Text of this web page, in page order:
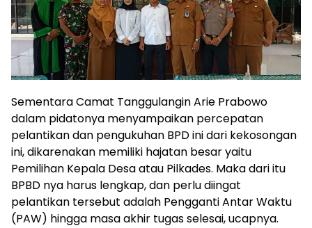
Sementara Camat Tanggulangin Arie Prabowo
dalam pidatonya menyampaikan percepatan
pelantikan dan pengukuhan BPD ini dari kekosongan
ini, dikarenakan memiliki hajatan besar yaitu
Pemilihan Kepala Desa atau Pilkades. Maka dari itu
BPBD nya harus lengkap, dan perlu diingat
pelantikan tersebut adalah Pengganti Antar Waktu
(PAW) hingga masa akhir tugas selesai, ucapnya.